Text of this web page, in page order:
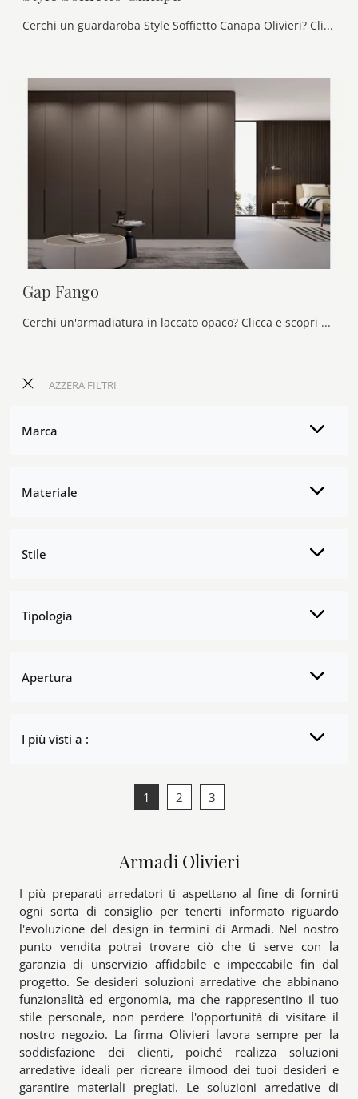
AZZERA FILTRI
Marca
Materiale
Stile
Tipologia
Apertura
I più visti a :
Cerchi un guardaroba Style Soffietto Canapa Olivieri? Clicca subito! Gli armadi a muro con ante a soffietto ti aspettano.
Gap Fango
Cerchi un'armadiatura in laccato opaco? Clicca e scopri armadi a muro con ante a soffietto di Olivieri.
1 2 3
Armadi Olivieri
I più preparati arredatori ti aspettano al fine di fornirti
ogni sorta di consiglio per tenerti informato riguardo
l'evoluzione del design in termini di Armadi. Nel nostro
punto vendita potrai trovare ciò che ti serve con la
garanzia di unservizio affidabile e impeccabile fin dal
progetto. Se desideri soluzioni arredative che abbinano
funzionalità ed ergonomia, ma che rappresentino il tuo
stile personale, non perdere l'opportunità di visitare il
nostro negozio. La firma Olivieri lavora sempre per la
soddisfazione dei clienti, poiché realizza soluzioni
arredative ideali per ricreare ilmood dei tuoi desideri e
garantire materiali pregiati. Le soluzioni arredative di